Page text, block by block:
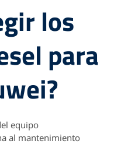
los
para
equipo
al mantenimiento